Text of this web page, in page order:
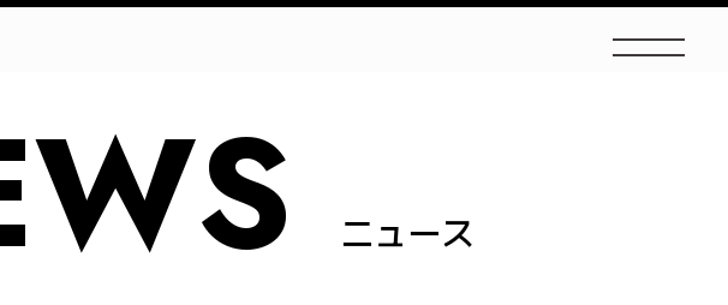
ニュース